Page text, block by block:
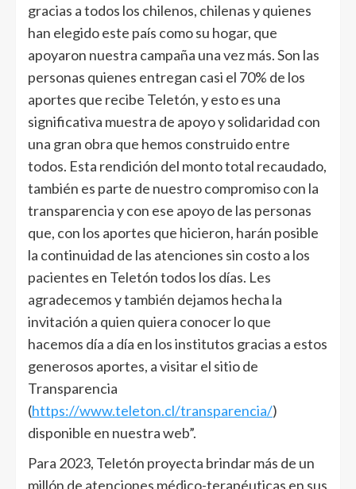
gracias a todos los chilenos, chilenas y quienes
han elegido este país como su hogar, que
apoyaron nuestra campaña una vez más. Son las
personas quienes entregan casi el 70% de los
aportes que recibe Teletón, y esto es una
significativa muestra de apoyo y solidaridad con
una gran obra que hemos construido entre
todos. Esta rendición del monto total recaudado,
también es parte de nuestro compromiso con la
transparencia y con ese apoyo de las personas
que, con los aportes que hicieron, harán posible
la continuidad de las atenciones sin costo a los
pacientes en Teletón todos los días. Les
agradecemos y también dejamos hecha la
invitación a quien quiera conocer lo que
hacemos día a día en los institutos gracias a estos
generosos aportes, a visitar el sitio de
Transparencia
(https://www.teleton.cl/transparencia/)
disponible en nuestra web”.
Para 2023, Teletón proyecta brindar más de un
millón de atenciones médico-terapéuticas en sus